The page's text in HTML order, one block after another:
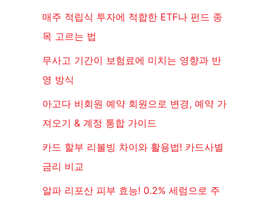
매주 적립식 투자에 적합한 ETF나 펀드 종
목 고르는 법
무사고 기간이 보험료에 미치는 영향과 반
영 방식
아고다 비회원 예약 회원으로 변경, 예약 가
져오기 & 계정 통합 가이드
카드 할부 리볼빙 차이와 활용법! 카드사별
금리 비교
알파 리포산 피부 효능! 0.2% 세럼으로 주